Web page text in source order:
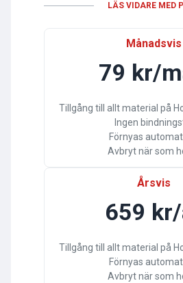
LÄS VIDARE MED
Månadsvis
79 kr/
Tillgång till allt material på
Ingen
Förnyas
Avbryt när som
Årsvis
659
Tillgång till allt material på
Förnyas
Avbryt när som